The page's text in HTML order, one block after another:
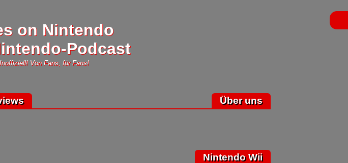
on Nintendo
Podcast
Inoffiziell! Von Fans, für Fans!
Über uns
Nintendo Wii